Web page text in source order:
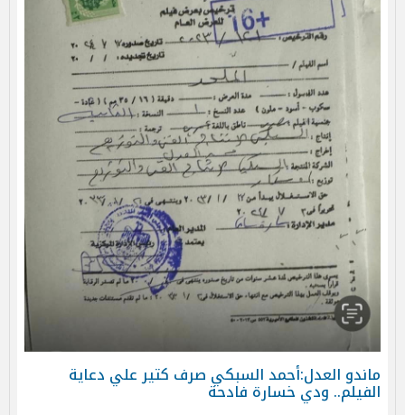
ماندو العدل:أحمد السبكي صرف كتير علي دعاية
الفيلم.. ودي خسارة فادحة